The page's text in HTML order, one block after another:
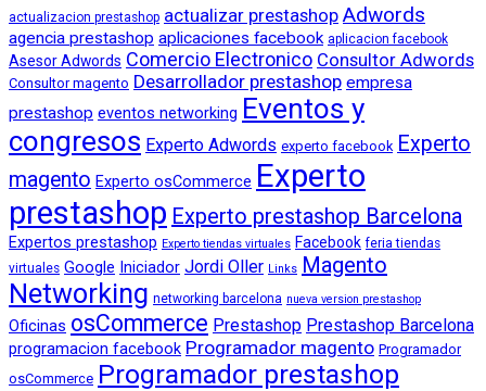
actualizacion prestashop actualizar prestashop Adwords
agencia prestashop aplicaciones facebook aplicacion facebook
Asesor Adwords Comercio Electronico Consultor Adwords
Consultor magento Desarrollador prestashop empresa
prestashop eventos networking Eventos y
congresos Experto Adwords experto facebook Experto
magento Experto osCommerce Experto
prestashop Experto prestashop Barcelona
Expertos prestashop Experto tiendas virtuales Facebook feria tiendas
virtuales Google Iniciador Jordi Oller Links Magento
Networking networking barcelona nueva version prestashop
Oficinas osCommerce Prestashop Prestashop Barcelona
programacion facebook Programador magento Programador
osCommerce Programador prestashop